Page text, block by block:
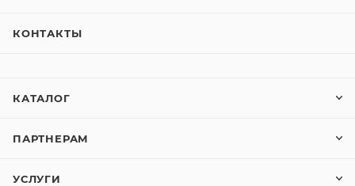
КОНТАКТЫ
КАТАЛОГ
ПАРТНЕРАМ
УСЛУГИ